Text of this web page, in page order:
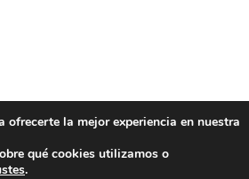
ofrecerte la mejor experiencia en nuestra
qué cookies utilizamos o
.